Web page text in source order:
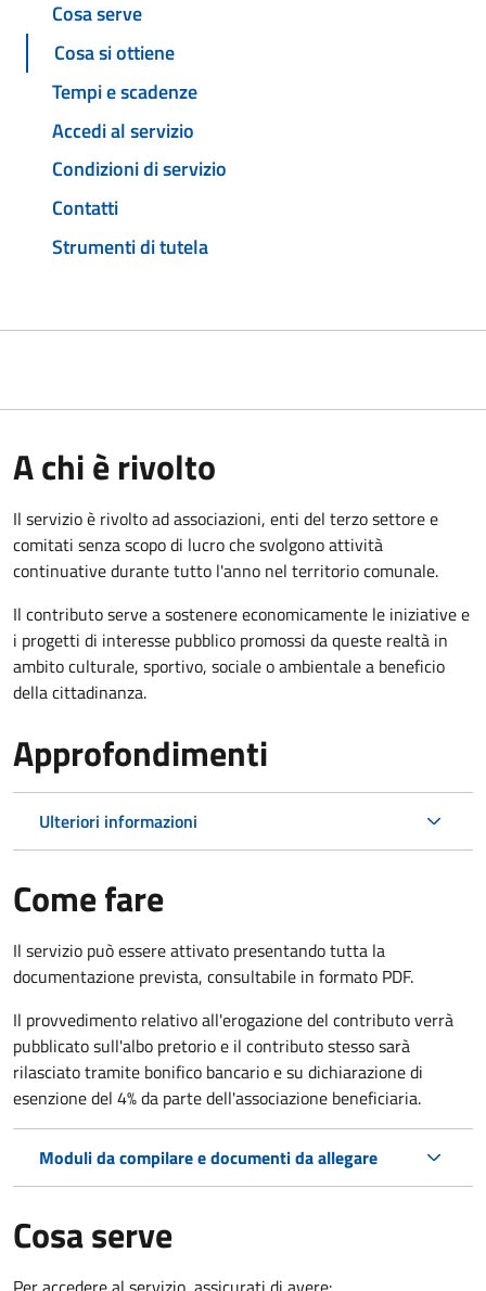
Cosa serve
Cosa si ottiene
Tempi e scadenze
Accedi al servizio
Condizioni di servizio
Contatti
Strumenti di tutela
A chi è rivolto
Il servizio è rivolto ad associazioni, enti del terzo settore e
comitati senza scopo di lucro che svolgono attività
continuative durante tutto l'anno nel territorio comunale.
Il contributo serve a sostenere economicamente le iniziative e
i progetti di interesse pubblico promossi da queste realtà in
ambito culturale, sportivo, sociale o ambientale a beneficio
della cittadinanza.
Approfondimenti
Ulteriori informazioni
Come fare
Il servizio può essere attivato presentando tutta la
documentazione prevista, consultabile in formato PDF.
Il provvedimento relativo all'erogazione del contributo verrà
pubblicato sull'albo pretorio e il contributo stesso sarà
rilasciato tramite bonifico bancario e su dichiarazione di
esenzione del 4% da parte dell'associazione beneficiaria.
Moduli da compilare e documenti da allegare
Cosa serve